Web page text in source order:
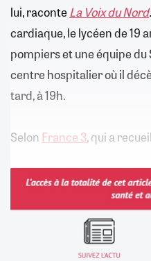
lui, raconte La Voix du Nord.
cardiaque, le lycéen de 19
pompiers et une équipe
centre hospitalier où il
tard, à 19h.
Selon France 3, qui a